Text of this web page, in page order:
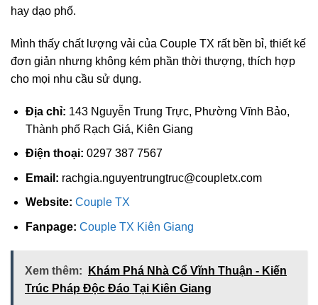
hay dạo phố.
Mình thấy chất lượng vải của Couple TX rất bền bỉ, thiết kế
đơn giản nhưng không kém phần thời thượng, thích hợp
cho mọi nhu cầu sử dụng.
Địa chỉ: 143 Nguyễn Trung Trực, Phường Vĩnh Bảo,
Thành phố Rạch Giá, Kiên Giang
Điện thoại: 0297 387 7567
Email: rachgia.nguyentrungtruc@coupletx.com
Website: Couple TX
Fanpage: Couple TX Kiên Giang
Xem thêm:
Khám Phá Nhà Cổ Vĩnh Thuận - Kiến
Trúc Pháp Độc Đáo Tại Kiên Giang